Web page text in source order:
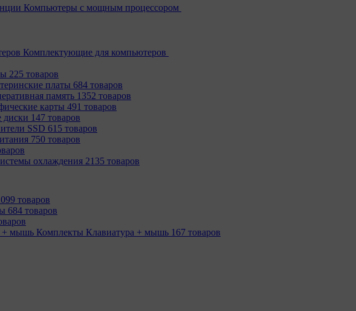
Компьютеры с мощным процессором
Комплектующие для компьютеров
225 товаров
платы 684 товаров
память 1352 товаров
карты 491 товаров
диски 147 товаров
SSD 615 товаров
750 товаров
охлаждения 2135 товаров
товаров
684 товаров
Комплекты Клавиатура + мышь 167 товаров